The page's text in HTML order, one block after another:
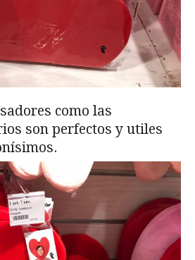
como las
son perfectos y utiles